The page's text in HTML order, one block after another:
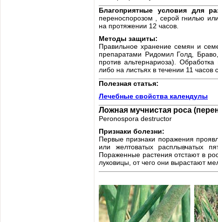
Благоприятные условия для
переноспорозом , серой гнилью
на протяжении 12 часов.
Методы защиты:
Правильное хранение семян и
препаратами Ридомил Голд,
против альтернариоза).
либо на листьях в течении 11
Полезная статья:
Лечебные свойства календулы
Ложная мучнистая роса
Peronospora destructor
Признаки болезни:
Первые признаки поражения
или желтоватых расплывчатых
Пораженные растения отстают в
луковицы, от чего они вырастают